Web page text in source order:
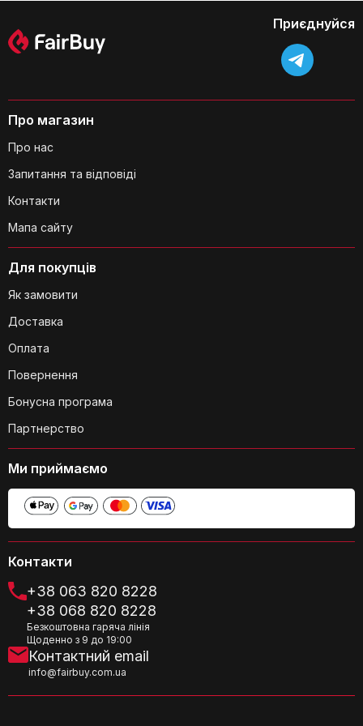
Як легко зняти ручки з каструль та
сковорідок?
сковороди в посудомийній машині?
Чи штабельовані каструлі та
сковороди для зручного зберігання?
Які розміри сковорідок входять до
набору?
Контакти
+38 063 820 8228
+38 068 820 8228
Безкоштовна гаряча лінія
Щоденно з 9 до 19:00
Контактний email
info@fairbuy.com.ua
Для покупців
Як замовити
Доставка
Оплата
Повернення
Бонусна програма
Партнерство
Про магазин
Про нас
Запитання та відповіді
Контакти
Мапа сайту
Приєднуйся
Ми приймаємо